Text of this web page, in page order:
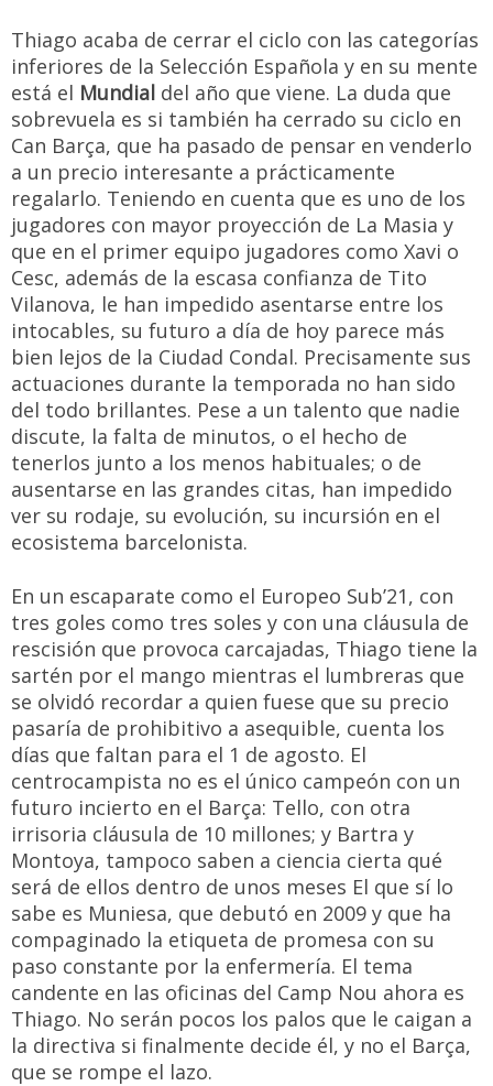
Thiago acaba de cerrar el ciclo con las categorías
inferiores de la Selección Española y en su mente
está el Mundial del año que viene. La duda que
sobrevuela es si también ha cerrado su ciclo en
Can Barça, que ha pasado de pensar en venderlo
a un precio interesante a prácticamente
regalarlo. Teniendo en cuenta que es uno de los
jugadores con mayor proyección de La Masia y
que en el primer equipo jugadores como Xavi o
Cesc, además de la escasa confianza de Tito
Vilanova, le han impedido asentarse entre los
intocables, su futuro a día de hoy parece más
bien lejos de la Ciudad Condal. Precisamente sus
actuaciones durante la temporada no han sido
del todo brillantes. Pese a un talento que nadie
discute, la falta de minutos, o el hecho de
tenerlos junto a los menos habituales; o de
ausentarse en las grandes citas, han impedido
ver su rodaje, su evolución, su incursión en el
ecosistema barcelonista.
En un escaparate como el Europeo Sub’21, con
tres goles como tres soles y con una cláusula de
rescisión que provoca carcajadas, Thiago tiene la
sartén por el mango mientras el lumbreras que
se olvidó recordar a quien fuese que su precio
pasaría de prohibitivo a asequible, cuenta los
días que faltan para el 1 de agosto. El
centrocampista no es el único campeón con un
futuro incierto en el Barça: Tello, con otra
irrisoria cláusula de 10 millones; y Bartra y
Montoya, tampoco saben a ciencia cierta qué
será de ellos dentro de unos meses El que sí lo
sabe es Muniesa, que debutó en 2009 y que ha
compaginado la etiqueta de promesa con su
paso constante por la enfermería. El tema
candente en las oficinas del Camp Nou ahora es
Thiago. No serán pocos los palos que le caigan a
la directiva si finalmente decide él, y no el Barça,
que se rompe el lazo.